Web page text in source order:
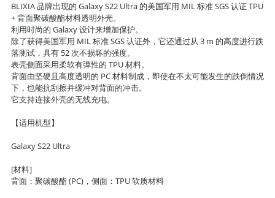
BLIXIA 品牌出现的 Galaxy S22 Ultra 的美国军用 MIL 标准 SGS 认证 TPU
+ 背面聚碳酸酯材料透明外壳。
利用时尚的 Galaxy 设计来增加保护。
除了获得美国军用 MIL 标准 SGS 认证外，它还通过从 3 m 的高度进行跌
落测试，具有 52 次不损坏的强度。
表壳侧面采用柔软有弹性的 TPU 材料。
背面由坚硬且高度透明的 PC 材料制成，即使在不太可能发生的跌倒情况
下，也能抗刮擦并缓冲对背面的冲击。
它支持连接外壳的无线充电。
【适用机型】
Galaxy S22 Ultra
[材料]
背面：聚碳酸酯 (PC)，侧面：TPU 软质材料